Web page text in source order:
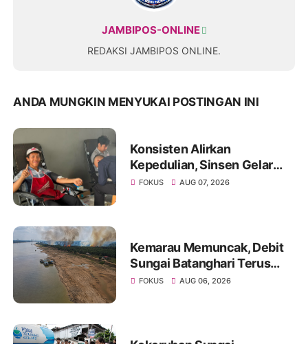
JAMBIPOS-ONLINE
REDAKSI JAMBIPOS ONLINE.
ANDA MUNGKIN MENYUKAI POSTINGAN INI
Konsisten Alirkan
Kepedulian, Sinsen Gelar
Donor Darah ke-23 dalam
FOKUS AUG 07, 2026
Kemarau Memuncak, Debit
Sungai Batanghari Terus
Menyusut, Jambi Hadapi
FOKUS AUG 06, 2026